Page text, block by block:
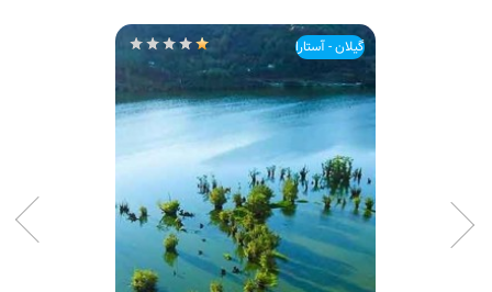
گیلان - آستارا